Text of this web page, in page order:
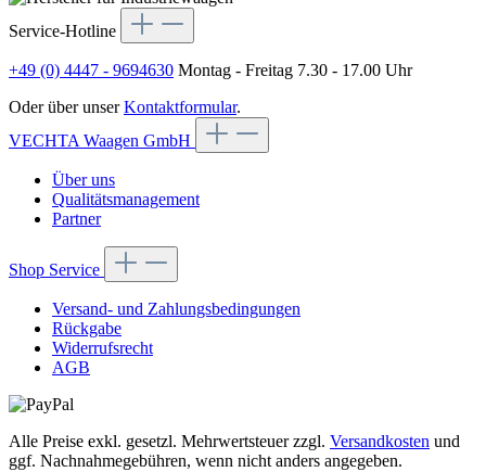
Service-Hotline
+49 (0) 4447 - 9694630 Montag - Freitag 7.30 - 17.00 Uhr
Oder über unserKontaktformular.
VECHTA Waagen GmbH
Über uns
Qualitätsmanagement
Partner
Shop Service
Versand- und Zahlungsbedingungen
Rückgabe
Widerrufsrecht
AGB
Alle Preise exkl. gesetzl. Mehrwertsteuer zzgl. Versandkosten und
ggf. Nachnahmegebühren, wenn nicht anders angegeben.